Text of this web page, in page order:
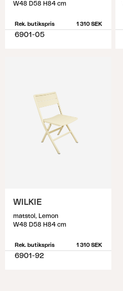
W48 D58 H84 cm
Rek. butikspris 1 310 SEK
6901-05
WILKIE
matstol, Lemon
W48 D58 H84 cm
Rek. butikspris 1 310 SEK
6901-92